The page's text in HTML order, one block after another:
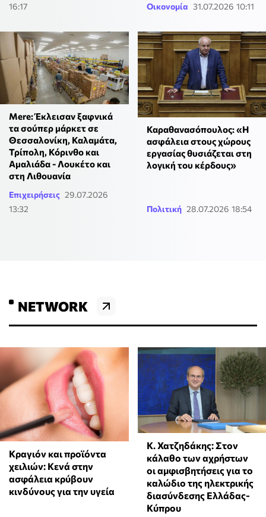
16:17
Οικονομία 31.07.2026 10:11
Mere: Έκλεισαν ξαφνικά
τα σούπερ μάρκετ σε
Θεσσαλονίκη, Καλαμάτα,
Τρίπολη, Κόρινθο και
Αμαλιάδα - Λουκέτο και
στη Λιθουανία
Επιχειρήσεις 29.07.2026
13:32
Καραθανασόπουλος: «Η
ασφάλεια στους χώρους
εργασίας θυσιάζεται στη
λογική του κέρδους»
Πολιτική 28.07.2026 18:54
NETWORK
Κραγιόν και προϊόντα
χειλιών: Κενά στην
ασφάλεια κρύβουν
κινδύνους για την υγεία
Κ. Χατζηδάκης: Στον
κάλαθο των αχρήστων
οι αμφισβητήσεις για το
καλώδιο της ηλεκτρικής
διασύνδεσης Ελλάδας-
Κύπρου